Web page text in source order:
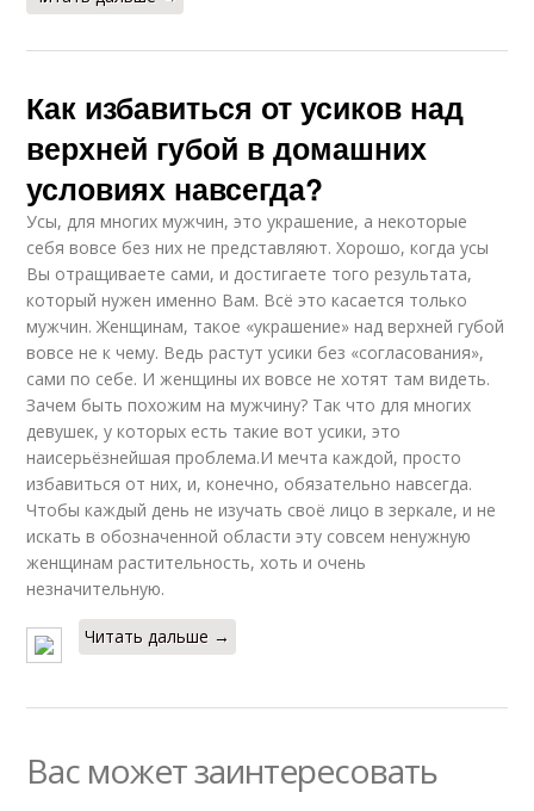
Как избавиться от усиков над
верхней губой в домашних
условиях навсегда?
Усы, для многих мужчин, это украшение, а некоторые
себя вовсе без них не представляют. Хорошо, когда усы
Вы отращиваете сами, и достигаете того результата,
который нужен именно Вам. Всё это касается только
мужчин. Женщинам, такое «украшение» над верхней губой
вовсе не к чему. Ведь растут усики без «согласования»,
сами по себе. И женщины их вовсе не хотят там видеть.
Зачем быть похожим на мужчину? Так что для многих
девушек, у которых есть такие вот усики, это
наисерьёзнейшая проблема.И мечта каждой, просто
избавиться от них, и, конечно, обязательно навсегда.
Чтобы каждый день не изучать своё лицо в зеркале, и не
искать в обозначенной области эту совсем ненужную
женщинам растительность, хоть и очень
незначительную.
Читать дальше →
Вас может заинтересовать